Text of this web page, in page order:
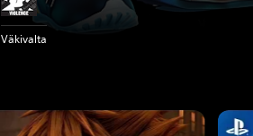
Väkivalta